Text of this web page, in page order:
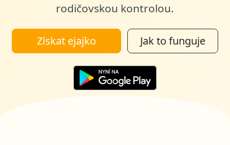
rodičovskou kontrolou.
Získat ejajko Jak to funguje